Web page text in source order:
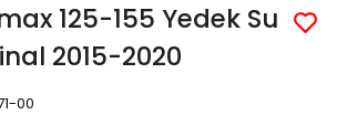
125-155 Yedek Su
2015-2020
00